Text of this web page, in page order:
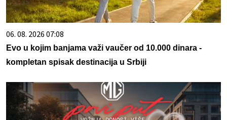
06. 08. 2026 07:08
Evo u kojim banjama važi vaučer od 10.000 dinara -
kompletan spisak destinacija u Srbiji